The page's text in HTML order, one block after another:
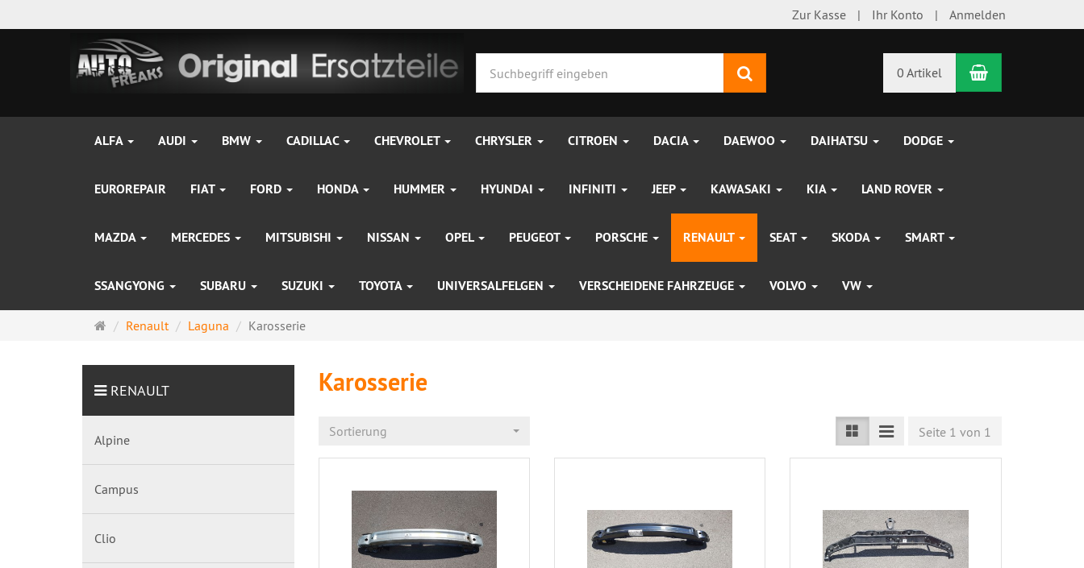
Zur Kasse Ihr Konto Anmelden
0 Artikel Warenkorb
ALFA AUDI BMW CADILLAC CHEVROLET CHRYSLER CITROEN DACIA DAEWOO DAIHATSU DODGE
EUROREPAIR FIAT FORD HONDA HUMMER HYUNDAI INFINITI JEEP KAWASAKI KIA LAND ROVER
MAZDA MERCEDES MITSUBISHI NISSAN OPEL PEUGEOT PORSCHE RENAULT SEAT SKODA SMART
SSANGYONG SUBARU SUZUKI TOYOTA UNIVERSALFELGEN VERSCHEIDENE FAHRZEUGE VOLVO VW
Startseite
Renault Laguna Karosserie
Karosserie
Sortierung Seite 1 von 1
RENAULT
Alpine
Campus
Clio